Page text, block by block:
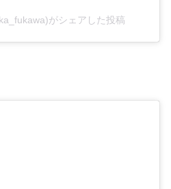
がシェアした投稿